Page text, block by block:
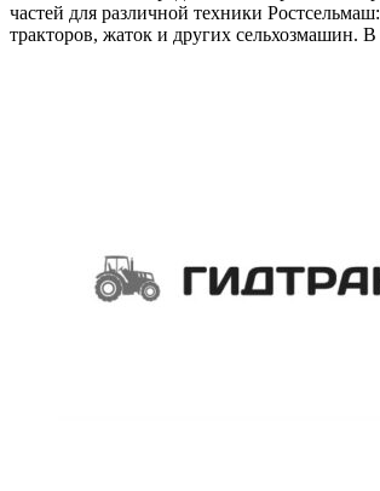
частей для различной техники
тракторов, жаток и других сельхозмашин. В